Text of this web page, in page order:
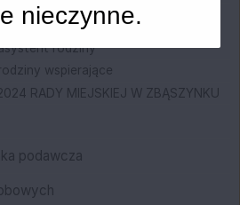
rodziny
wspierające
RADY MIEJSKIEJ W ZBĄSZYNKU
podawcza
nieczynne.